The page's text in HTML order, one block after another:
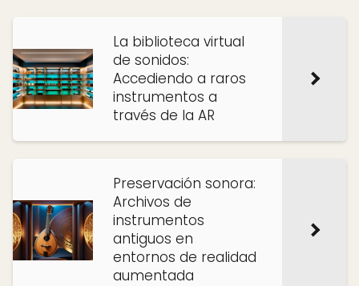
La biblioteca virtual
de sonidos:
Accediendo a raros
instrumentos a
través de la AR
Preservación sonora:
Archivos de
instrumentos
antiguos en
entornos de realidad
aumentada